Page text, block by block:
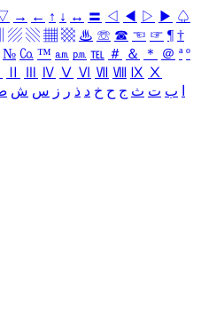
→ ← ↑ ↓ ↔ 〓 ◁ ◀ ▷ ▶ ♤
▨ ▧ ▦ ▩ ♨ ☏ ☎ ☜ ☞ ¶ †
№ ㏇ ™ ㏂ ㏘ ℡ ＃ ＆ ＊ ＠ ª º
Ⅳ Ⅴ Ⅵ Ⅶ Ⅷ Ⅸ Ⅹ
ب ت ث ج ح خ د ذ ر ز س ش